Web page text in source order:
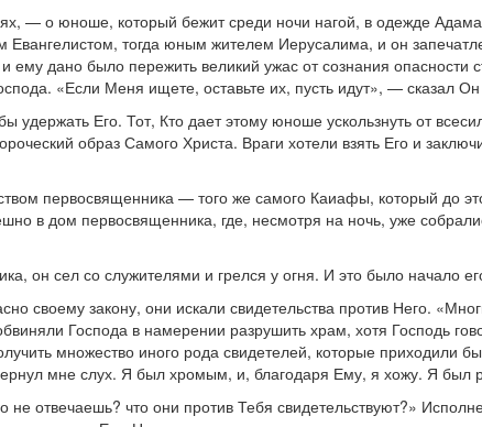
— о юноше, который бежит среди ночи нагой, в одежде
тогда юным жителем Иерусалима, и он
дано было пережить великий ужас от сознания опасности
«Если Меня ищете, оставьте их, пусть идут», — сказал
удержать Его. Тот, Кто дает этому юноше ускользнуть от
образ Самого Христа. Враги хотели взять Его и
первосвященника — того же самого Каиафы, который до
в дом первосвященника, где, несмотря на ночь, уже
он сел со служителями и грелся у огня. И это было начало
своему закону, они искали свидетельства против Него.
Господа в намерении разрушить храм, хотя Господь
множество иного рода свидетелей, которые приходили
мне слух. Я был хромым, и, благодаря Ему, я хожу. Я был
отвечаешь? что они против Тебя свидетельствуют?»